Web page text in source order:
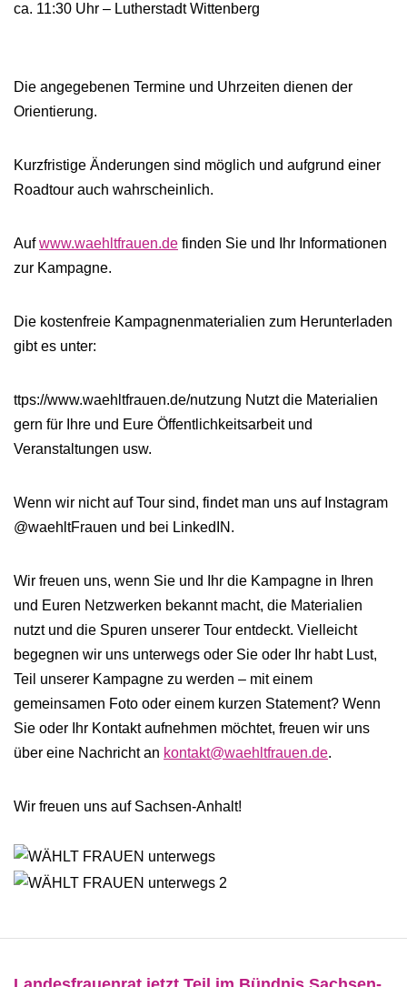
ca. 11:30 Uhr – Lutherstadt Wittenberg
Die angegebenen Termine und Uhrzeiten dienen der
Orientierung.
Kurzfristige Änderungen sind möglich und aufgrund einer
Roadtour auch wahrscheinlich.
Aufwww.waehltfrauen.de finden Sie und Ihr Informationen
zur Kampagne.
Die kostenfreie Kampagnenmaterialien zum Herunterladen
gibt es unter:
ttps://www.waehltfrauen.de/nutzung Nutzt die Materialien
gern für Ihre und Eure Öffentlichkeitsarbeit und
Veranstaltungen usw.
Wenn wir nicht auf Tour sind, findet man uns auf Instagram
@waehltFrauen und bei LinkedIN.
Wir freuen uns, wenn Sie und Ihr die Kampagne in Ihren
und Euren Netzwerken bekannt macht, die Materialien
nutzt und die Spuren unserer Tour entdeckt. Vielleicht
begegnen wir uns unterwegs oder Sie oder Ihr habt Lust,
Teil unserer Kampagne zu werden – mit einem
gemeinsamen Foto oder einem kurzen Statement? Wenn
Sie oder Ihr Kontakt aufnehmen möchtet, freuen wir uns
über eine Nachricht an kontakt@waehltfrauen.de.
Wir freuen uns auf Sachsen-Anhalt!